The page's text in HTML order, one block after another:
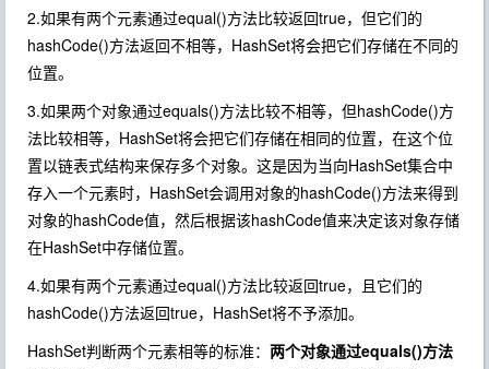
2.如果有两个元素通过equal()方法比较返回true，但它们的
hashCode()方法返回不相等，HashSet将会把它们存储在不同的
位置。
3.如果两个对象通过equals()方法比较不相等，但hashCode()方
法比较相等，HashSet将会把它们存储在相同的位置，在这个位
置以链表式结构来保存多个对象。这是因为当向HashSet集合中
存入一个元素时，HashSet会调用对象的hashCode()方法来得到
对象的hashCode值，然后根据该hashCode值来决定该对象存储
在HashSet中存储位置。
4.如果有两个元素通过equal()方法比较返回true，且它们的
hashCode()方法返回true，HashSet将不予添加。
HashSet判断两个元素相等的标准： 两个对象通过equals()方法